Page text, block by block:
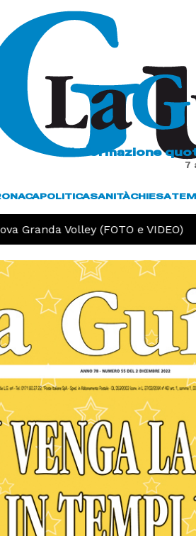
L'informazione
7
POLITICASANITÀCHIESA
Volley (FOTO e VIDEO)